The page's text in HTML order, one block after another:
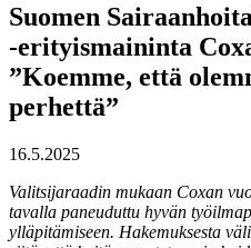
Suomen
-erityismaininta
”Koemme, että
perhettä”
16.5.2025
Valitsijaraadin mukaan Coxan
tavalla paneuduttu hyvän
ylläpitämiseen. Hakemuksesta